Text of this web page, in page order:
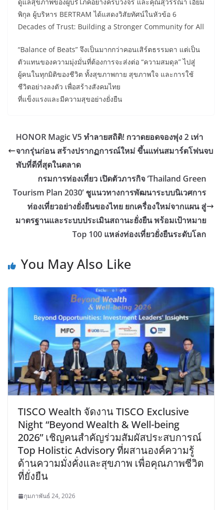
พิกุล ผู้บริหาร BERTRAM ได้แสดงวิสัยทัศน์ในหัวข้อ 6
Decades of Trust: Building a Stronger Community for All
“Balance of Beats” จึงเป็นมากกว่าคอนเสิร์ตธรรมดา แต่เป็น
ตัวแทนของความมุ่งมั่นที่ต้องการจะส่งต่อ “ความสมดุล” ไปสู่
ผู้คนในทุกมิติของชีวิต ทั้งสุขภาพกาย สุขภาพใจ และการใช้
ชีวิตอย่างลงตัว เพื่อสร้างสังคมไทย
ที่แข็งแรงและมีความสุขอย่างยั่งยืน
HONOR Magic V5 ทำลายสถิติ! กวาดยอดจองพุ่ง 2 เท่า
จากรุ่นก่อน สร้างปรากฏการณ์ใหม่ ขึ้นแท่นสมาร์ตโฟนจบ
พับที่ดีที่สุดในตลาด
กรมการท่องเที่ยว เปิดตัวภารกิจ ‘Thailand Green
Tourism Plan 2030’ ชูแนวทางการพัฒนาระบบนิเวศการ
ท่องเที่ยวอย่างยั่งยืนของไทย ยกเครื่องใหม่จากแผน สู่
มาตรฐานและระบบประเมินสถานะยั่งยืน พร้อมเป้าหมาย
Top 100 แหล่งท่องเที่ยวยั่งยืนระดับโลก
You May Also Like
TISCO Wealth จัดงาน TISCO Exclusive
Night “Beyond Wealth & Well-being
2026” เชิญคนสำคัญร่วมสัมผัสประสบการณ์
Top Holistic Advisory ที่ผสานองค์ความรู้
ด้านความมั่งคั่งและสุขภาพ เพื่อคุณภาพชีวิต
ที่ยั่งยืน
กุมภาพันธ์ 24, 2026